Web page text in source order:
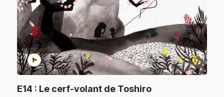
play_circle
E14 : Le cerf-volant de Toshiro.